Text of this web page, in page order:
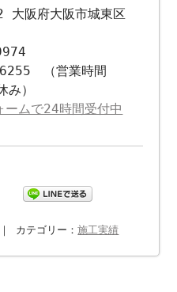
大阪府大阪市城東区
（営業時間
）
ームで24時間受付中
カテゴリー：施工実績